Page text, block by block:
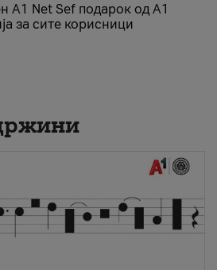
A1 Net Sеf подарок од А1
за сите корисници